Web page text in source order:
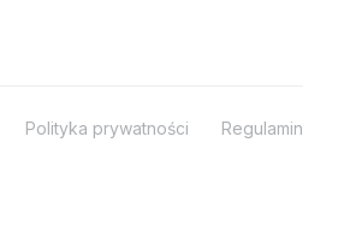
Polityka prywatności Regulamin